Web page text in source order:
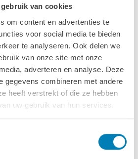
van cookies
om content en advertenties te
voor social media te bieden
te analyseren. Ook delen we
van onze site met onze
adverteren en analyse. Deze
gegevens combineren met andere
heeft verstrekt of die ze hebben
uw gebruik van hun services.